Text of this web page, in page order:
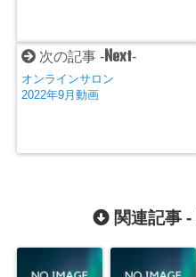
次の記事 - Next-
オンラインサロン
2022年9月動画
関連記事 -